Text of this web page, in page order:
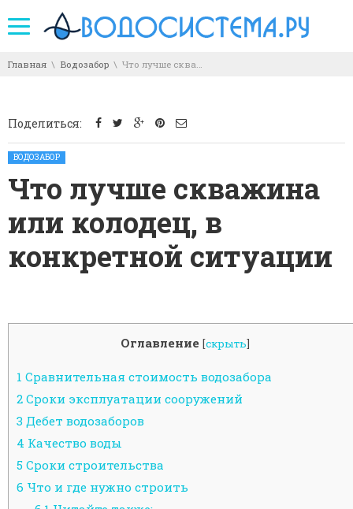
You are here:
Главная Водозабор Что лучше скважина или колодец, в конкретной ситуации
Поделиться:
Posted in:
ВОДОЗАБОР
Что лучше скважина
или колодец, в
конкретной ситуации
Оглавление [скрыть]
1 Сравнительная стоимость водозабора
2 Сроки эксплуатации сооружений
3 Дебет водозаборов
4 Качество воды
5 Сроки строительства
6 Что и где нужно строить